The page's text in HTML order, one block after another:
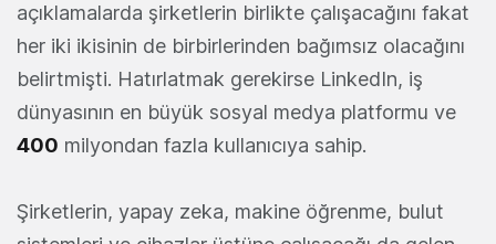
açıklamalarda şirketlerin birlikte çalışacağını fakat
her iki ikisinin de birbirlerinden bağımsız olacağını
belirtmişti. Hatırlatmak gerekirse LinkedIn, iş
dünyasının en büyük sosyal medya platformu ve
400 milyondan fazla kullanıcıya sahip.
Şirketlerin, yapay zeka, makine öğrenme, bulut